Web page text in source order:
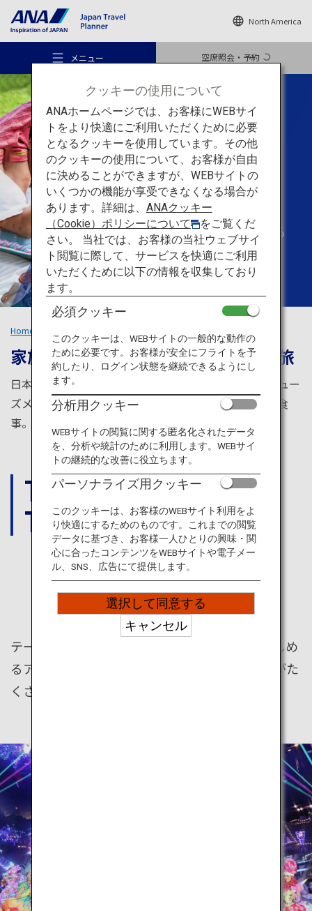
North America
メニュー 空席照会・予約
おすすめの旅
旅のアイデア
行き先
旅のお役立ち情報
ANA サービス
あなたらしい旅のスタイル
Families
大人も子どもも
忘れられない旅になる
Home
家族みんなが大満足、充実の 日本の旅
日本での家族旅行は楽しいことが盛りだくさん。アミュー
ズメントパーク、自然とのふれあい、温泉においしい食
事。家族みんなが大満足の旅になります。
THINGS
TO DO
AMUSEMENT
PARKS
テーマパーク天国、日本。日本中に、家族で楽しめ
るアニメ、自然、歴史など様々なテーマの施設がた
くさんあります。
クッキーの使用について
ANAホームページでは、お客様にWEBサイ
トをより快適にご利用いただくために必要
となるクッキーを使用しています。その他
のクッキーの使用について、お客様が自由
に決めることができますが、WEBサイトの
いくつかの機能が享受できなくなる場合が
あります。詳細は、 ANAクッキー
（Cookie）ポリシーについて
をご覧くだ
さい。 当社では、お客様の当社ウェブサイ
ト閲覧に際して、サービスを快適にご利用
いただくために以下の情報を収集しており
ます。
必須クッキー
このクッキーは、WEBサイトの一般的な動作の
ために必要です。お客様が安全にフライトを予
約したり、ログイン状態を継続できるようにし
ます。
分析用クッキー
WEBサイトの閲覧に関する匿名化されたデータ
を、分析や統計のために利用します。WEBサイ
トの継続的な改善に役立ちます。
パーソナライズ用クッキー
このクッキーは、お客様のWEBサイト利用をよ
り快適にするためのものです。これまでの閲覧
データに基づき、お客様一人ひとりの興味・関
心に合ったコンテンツをWEBサイトや電子メー
ル、SNS、広告にて提供します。
選択して同意する
キャンセル